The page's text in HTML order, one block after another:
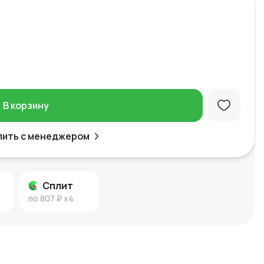
В корзину
с менеджером
Сплит
по 807 ₽x4